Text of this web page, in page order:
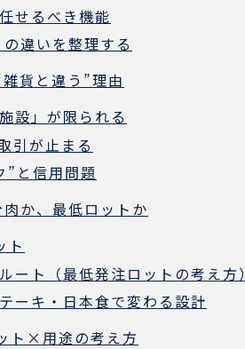
せるべき機能
違いを整理する
貨と違う”理由
設」が限られる
引が止まる
と信用問題
か、最低ロットか
ト
ト（最低発注ロットの考え方）
ーキ・日本食で変わる設計
ト×用途の考え方